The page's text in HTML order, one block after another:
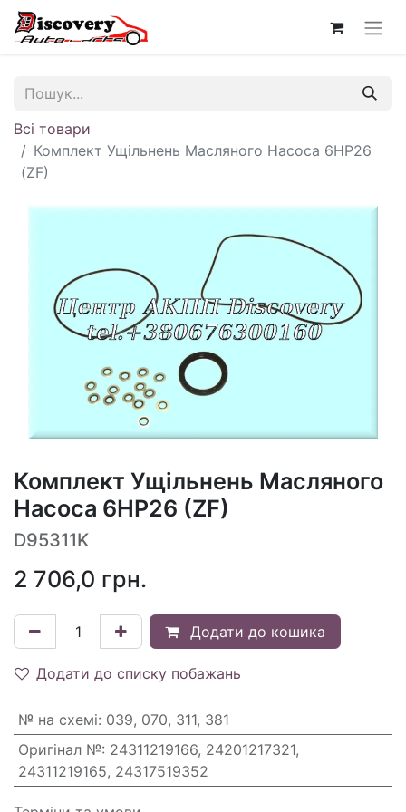
Всі товари
Комплект Ущільнень Масляного Насоса 6HP26
(ZF)
Комплект Ущільнень Масляного
Насоса 6HP26 (ZF)
D95311K
2 706,0 грн.
Додати до кошика
Додати до списку побажань
№ на схемі: 039, 070, 311, 381
Оригінал №: 24311219166, 24201217321,
24311219165, 24317519352